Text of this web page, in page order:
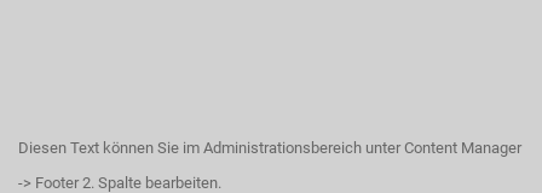
Diesen Text können Sie im Administrationsbereich unter Content Manager
-> Footer 2. Spalte bearbeiten.